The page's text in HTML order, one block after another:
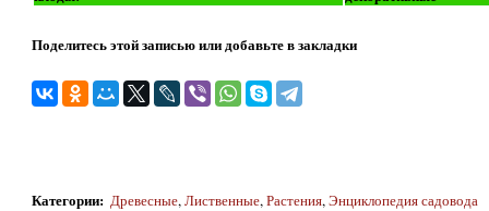
Поделитесь этой записью или добавьте в закладки
Категории: Древесные,Лиственные,Растения,Энциклопедия садовода